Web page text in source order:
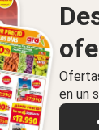
en un